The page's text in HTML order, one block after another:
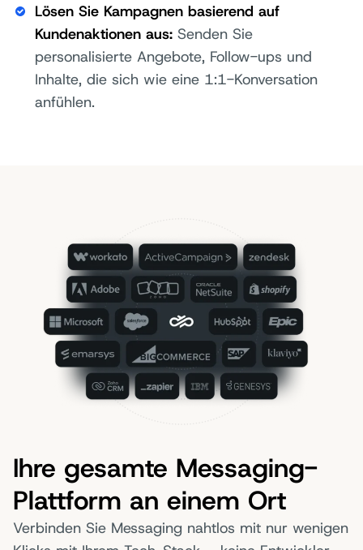
Lösen Sie Kampagnen basierend auf
Kundenaktionen aus: Senden Sie
personalisierte Angebote, Follow-ups und
Inhalte, die sich wie eine 1:1-Konversation
anfühlen.
Ihre gesamte Messaging-
Plattform an einem Ort
Verbinden Sie Messaging nahtlos mit nur wenigen